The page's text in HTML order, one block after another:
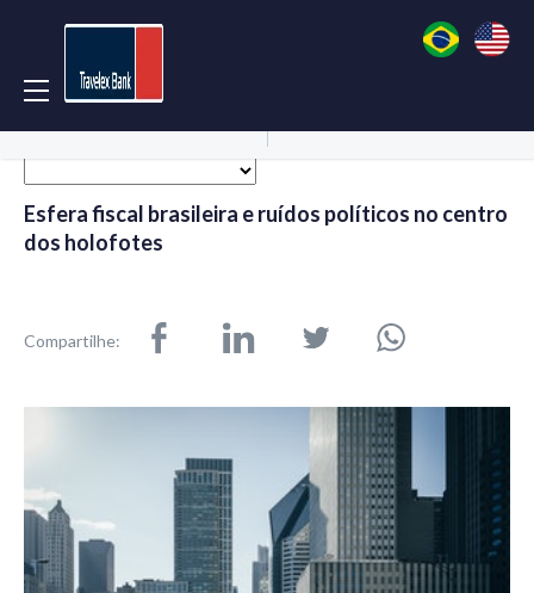
Esfera fiscal brasileira e ruídos políticos no centro
dos holofotes
Compartilhe: